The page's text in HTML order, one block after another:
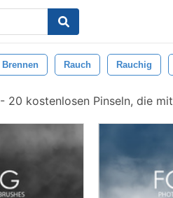
Brennen Rauch Rauchig
- 20 kostenlosen Pinseln, die mit